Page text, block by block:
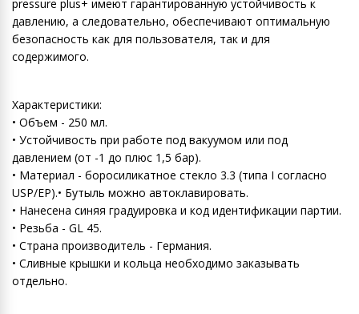
pressure plus+ имеют гарантированную устойчивость к
давлению, а следовательно, обеспечивают оптимальную
безопасность как для пользователя, так и для
содержимого.
Характеристики:
• Объем - 250 мл.
• Устойчивость при работе под вакуумом или под
давлением (от -1 до плюс 1,5 бар).
• Материал - боросиликатное стекло 3.3 (типа I согласно
USP/EP).• Бутыль можно автоклавировать.
• Нанесена синяя градуировка и код идентификации партии.
• Резьба - GL 45.
• Страна производитель - Германия.
• Сливные крышки и кольца необходимо заказывать
отдельно.